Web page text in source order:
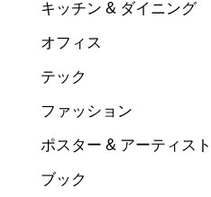
キッチン & ダイニング
オフィス
テック
ファッション
ポスター & アーティスト
ブック